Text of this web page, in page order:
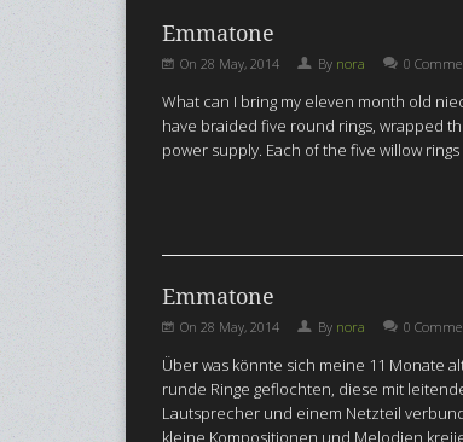
Emmatone
On28 May, 2014 By nora 0
What can I bring my eleven month old
have braided five round rings, wrapped
power supply. Each of the five willow
Emmatone
On28 May, 2014 By nora 0
Über was könnte sich meine 11 Monate
runde Ringe geflochten, diese mit
Lautsprecher und einem Netzteil
kleine Kompositionen und Melodien